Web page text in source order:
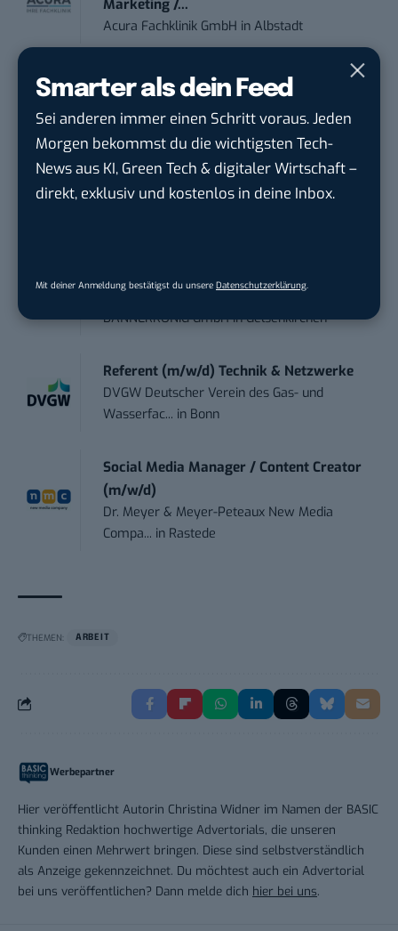
Smarter als dein Feed
Sei anderen immer einen Schritt voraus. Jeden
Morgen bekommst du die wichtigsten Tech-
News aus KI, Green Tech & digitaler Wirtschaft –
direkt, exklusiv und kostenlos in deine Inbox.
Mit deiner Anmeldung bestätigst du unsere Datenschutzerklärung
Marketing /...
Acura Fachklinik GmbH inAlbstadt
Content Marketing Specialist Product &
Te...
Ferdinand Bilstein GmbH & Co. KGin
Ennepetal
IT Sales & Online Marketing Manager
Social Media Manager (m/w/d)
BANNERKÖNIG GmbHinGelsenkirchen
Referent (m/w/d) Technik & Netzwerke
DVGW Deutscher Verein des Gas- und
Wasserfac... in Bonn
Social Media Manager / Content Creator
(m/w/d)
Dr. Meyer & Meyer-Peteaux New Media
Compa... in Rastede
THEMEN: ARBEIT
Werbepartner
Hier veröffentlicht Autorin Christina Widner im Namen der BASIC
thinking Redaktion hochwertige Advertorials, die unseren
Kunden einen Mehrwert bringen. Diese sind selbstverständlich
als Anzeige gekennzeichnet. Du möchtest auch ein Advertorial
bei uns veröffentlichen? Dann melde dich hier bei uns.